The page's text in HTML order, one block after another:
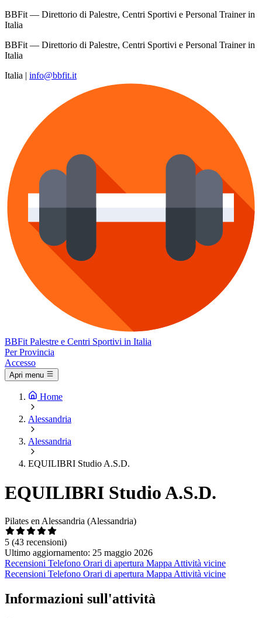
BBFit — Direttorio di Palestre, Centri Sportivi e Personal Trainer in
Italia
BBFit — Direttorio di Palestre, Centri Sportivi e Personal Trainer in
Italia
Italia | info@bbfit.it
BBFit Palestre e Centri Sportivi in Italia
Per Provincia
Accesso
Apri menu
Home
Alessandria
Alessandria
EQUILIBRI Studio A.S.D.
EQUILIBRI Studio A.S.D.
Pilates en Alessandria (Alessandria)
5 (43 recensioni)
Ultimo aggiornamento: 25 maggio 2026
Recensioni Telefono Orari di apertura Mappa Attività vicine
Recensioni Telefono Orari di apertura Mappa Attività vicine
Informazioni sull'attività